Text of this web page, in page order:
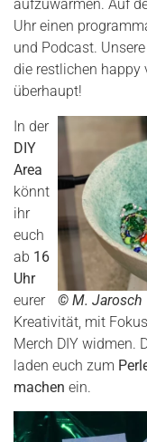
aufzuwärmen. Auf
Uhr einen
und Podcast. Unsere
die restlichen happy
überhaupt!
© M. Jarosch
In der
DIY
Area
könnt
ihr
euch
ab 16
Uhr
eurer
Kreativität, mit
Merch DIY widmen.
laden euch zum
machen ein.